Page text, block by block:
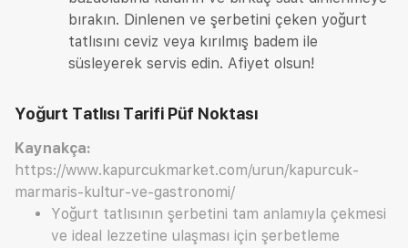
bırakın. Dinlenen ve şerbetini çeken yoğurt
tatlısını ceviz veya kırılmış badem ile
süsleyerek servis edin. Afiyet olsun!
Yoğurt Tatlısı Tarifi Püf Noktası
Kaynakça:
https://www.kapurcukmarket.com/urun/kapurcuk-
marmaris-kultur-ve-gastronomi/
Yoğurt tatlısının şerbetini tam anlamıyla çekmesi
ve ideal lezzetine ulaşması için şerbetleme